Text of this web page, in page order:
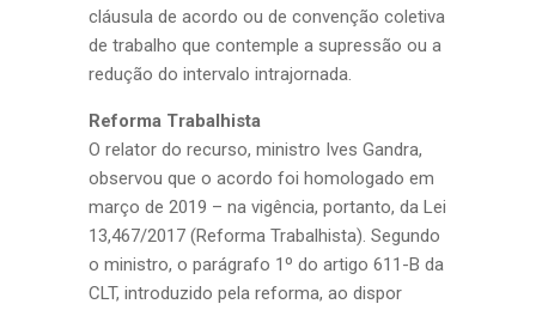
cláusula de acordo ou de convenção coletiva
de trabalho que contemple a supressão ou a
redução do intervalo intrajornada.
Reforma Trabalhista
O relator do recurso, ministro Ives Gandra,
observou que o acordo foi homologado em
março de 2019 – na vigência, portanto, da Lei
13,467/2017 (Reforma Trabalhista). Segundo
o ministro, o parágrafo 1º do artigo 611-B da
CLT, introduzido pela reforma, ao dispor